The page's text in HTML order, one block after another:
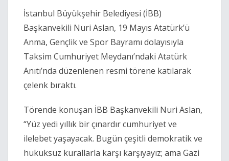
İstanbul Büyükşehir Belediyesi (İBB)
Başkanvekili Nuri Aslan, 19 Mayıs Atatürk’ü
Anma, Gençlik ve Spor Bayramı dolayısıyla
Taksim Cumhuriyet Meydanı’ndaki Atatürk
Anıtı’nda düzenlenen resmi törene katılarak
çelenk bıraktı.
Törende konuşan İBB Başkanvekili Nuri Aslan,
“Yüz yedi yıllık bir çınardır cumhuriyet ve
ilelebet yaşayacak. Bugün çeşitli demokratik ve
hukuksuz kurallarla karşı karşıyayız; ama Gazi